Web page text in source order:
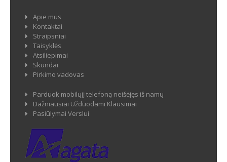
Apie mus
Kontaktai
Straipsniai
Taisyklės
Atsiliepimai
Skundai
Pirkimo vadovas
Parduok mobilųjį telefoną neišėjęs iš namų
Dažniausiai Užduodami Klausimai
Pasiūlymai Verslui